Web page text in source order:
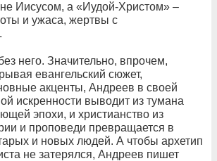
Иисусом, а «Иудой-Христом» –
и ужаса, жертвы с
него. Значительно, впрочем,
евангельский сюжет,
акценты, Андреев в своей
искренности выводит из тумана
эпохи, и христианство из
и проповеди превращается в
и новых людей. А чтобы архетип
не затерялся, Андреев пишет